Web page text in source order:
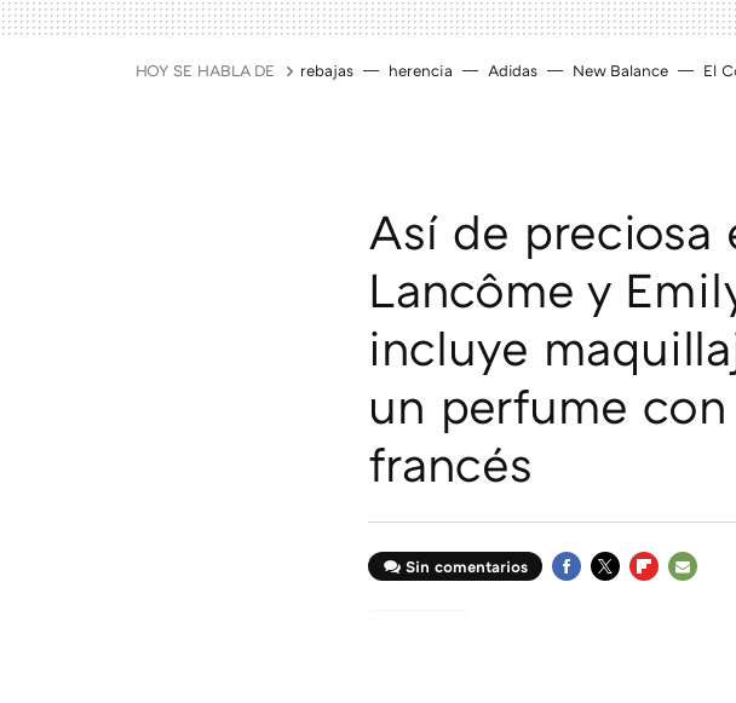
HOY SE HABLA DE rebajas herencia Adidas New Balance El
Así de preciosa
Lancôme y
incluye
un perfume
francés
Sin comentarios